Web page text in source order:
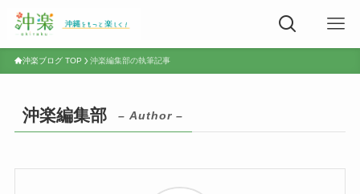
沖楽ブログ TOP 沖楽編集部の執筆記事
沖楽編集部 – Author –